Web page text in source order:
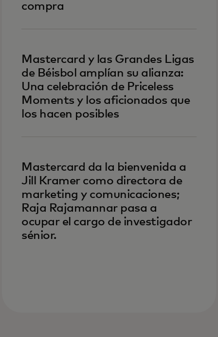
compra
Mastercard y las Grandes Ligas
de Béisbol amplían su alianza:
Una celebración de Priceless
Moments y los aficionados que
los hacen posibles
Mastercard da la bienvenida a
Jill Kramer como directora de
marketing y comunicaciones;
Raja Rajamannar pasa a
ocupar el cargo de investigador
sénior.